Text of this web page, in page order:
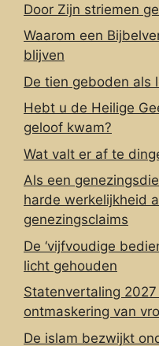
Door Zijn striemen
Waarom een
blijven
De tien geboden als
Hebt u de Heilige
geloof kwam?
Wat valt er af te
Als een
harde werkelijkheid
genezingsclaims
De ‘vijfvoudige
licht gehouden
Statenvertaling
ontmaskering van
De islam bezwijkt